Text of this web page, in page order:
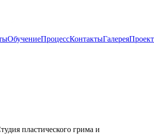
ОбучениеПроцессКонтактыГалерея
пластического грима и